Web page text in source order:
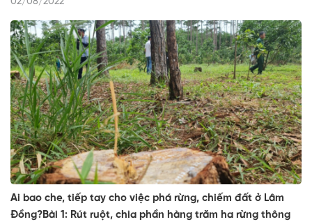
Ai bao che, tiếp tay cho việc phá rừng, chiếm đất ở Lâm
Đồng?Bài 1: Rút ruột, chia phần hàng trăm ha rừng thông